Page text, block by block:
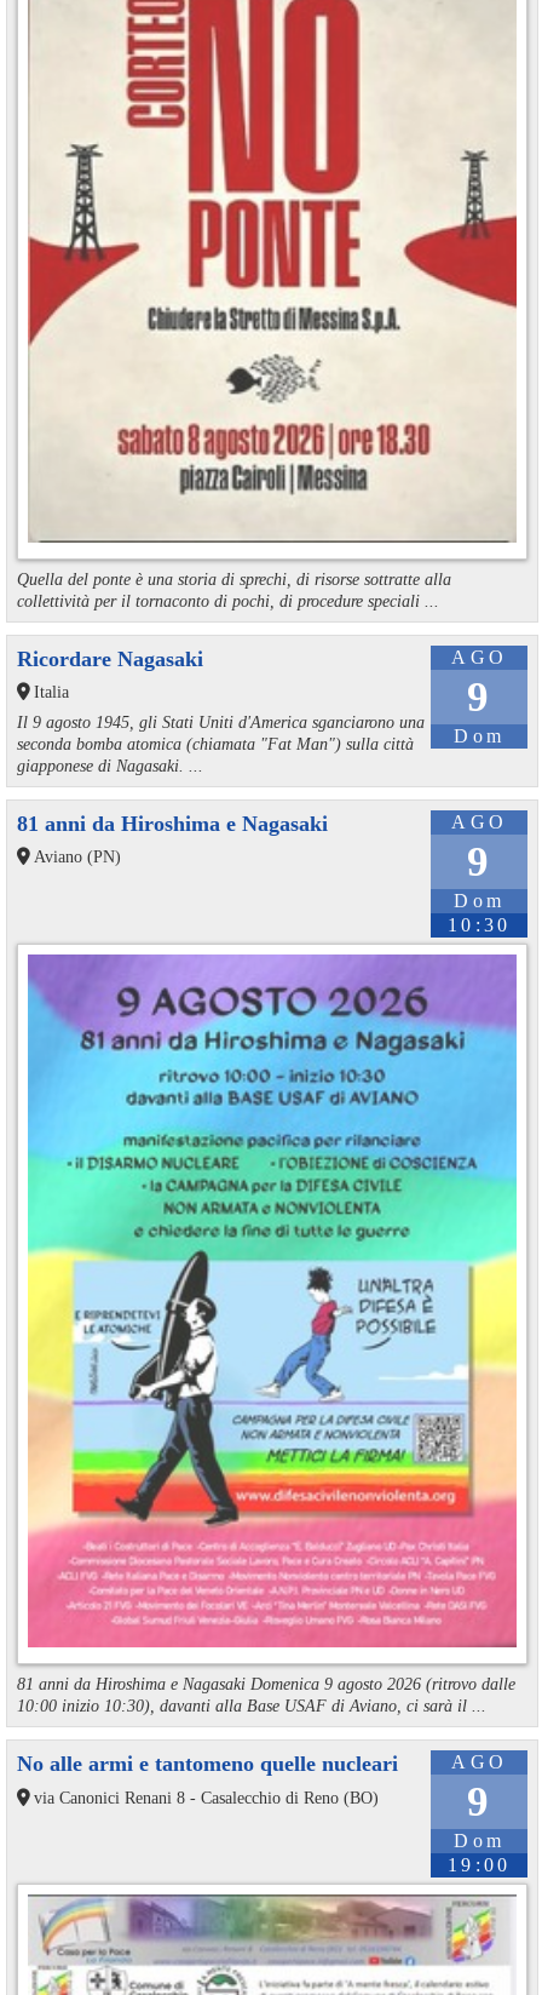
Quella del ponte è una storia di sprechi, di risorse sottratte alla
collettività per il tornaconto di pochi, di procedure speciali ...
AGO
9
Dom
Ricordare Nagasaki
Italia
Il 9 agosto 1945, gli Stati Uniti d'America sganciarono una
seconda bomba atomica (chiamata "Fat Man") sulla città
giapponese di Nagasaki. ...
AGO
9
Dom
10:30
81 anni da Hiroshima e Nagasaki
Aviano (PN)
81 anni da Hiroshima e Nagasaki Domenica 9 agosto 2026 (ritrovo dalle
10:00 inizio 10:30), davanti alla Base USAF di Aviano, ci sarà il ...
AGO
9
Dom
19:00
No alle armi e tantomeno quelle nucleari
via Canonici Renani 8 - Casalecchio di Reno (BO)